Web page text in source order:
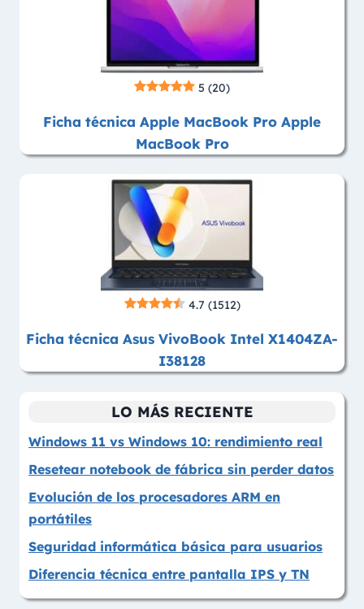
5 (20)
Ficha técnica Apple MacBook Pro Apple
MacBook Pro
4.7 (1512)
Ficha técnica Asus VivoBook Intel X1404ZA-
I38128
LO MÁS RECIENTE
Windows 11 vs Windows 10: rendimiento real
Resetear notebook de fábrica sin perder datos
Evolución de los procesadores ARM en
portátiles
Seguridad informática básica para usuarios
Diferencia técnica entre pantalla IPS y TN